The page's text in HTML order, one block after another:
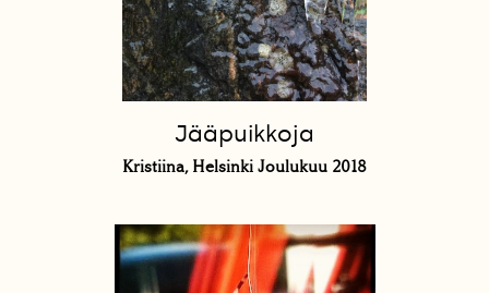
Jääpuikkoja
Kristiina, Helsinki Joulukuu 2018